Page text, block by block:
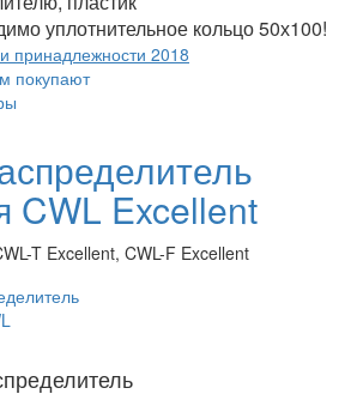
уплотнительное кольцо 50х100!
принадлежности 2018
покупают
CWL Excellent
T Excellent, CWL-F Excellent